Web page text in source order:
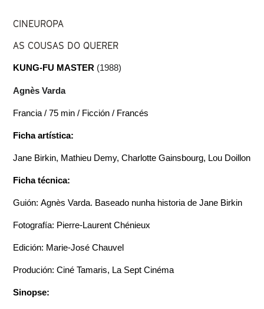
CINEUROPA
AS COUSAS DO QUERER
KUNG-FU MASTER (1988)
Agnès Varda
Francia / 75 min / Ficción / Francés
Ficha artística:
Jane Birkin, Mathieu Demy, Charlotte Gainsbourg, Lou Doillon
Ficha técnica:
Guión: Agnès Varda. Baseado nunha historia de Jane Birkin
Fotografía: Pierre-Laurent Chénieux
Edición: Marie-José Chauvel
Produción: Ciné Tamaris, La Sept Cinéma
Sinopse: